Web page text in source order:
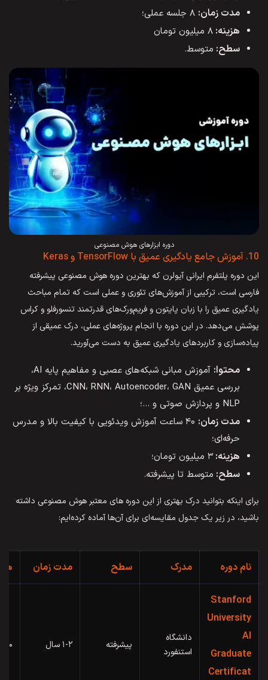
مدت زمان:
هزینه: ۸ میلیون تومان
سطح: متوسط.
دوره ابزارهای هوش مصنوعی
10. آموزش جامع یادگیری عمیق با TensorFlow و Keras
این دوره پلتفرم ایرانی آیولرن که بهترین دوره هوش مصنوعی پیشرفته
فارسی است، ترکیبی از آموزش‌های تئوری و عملی است که تمام مباحث
یادگیری عمیق را با زبان پایتون و فریم‌ورک‌های قدرتمند تنسورفلو و کراس
پوشش می‌دهد. در این دوره با انجام پروژه‌های عملی، درک عمیقی از
پیاده‌سازی و کاربردهای یادگیری عمیق به دست می‌آورید.
محتوا:
آموزش مبانی شبکه‌های عصبی و مفاهیم پایه AI،
بررسی عمیق CNN، RNN، Autoencoder، GAN، تمرکز ویژه بر
NLP و پردازش صوتی و …؛
مدت زمان:
۴۰ ساعت آموزش ویدئویی با کیفیت بالا و مدرس
حرفه‌ای؛
هزینه: ۳ میلیون تومان؛
سطح: متوسط تا پیشرفته.
برای اینکه بتوانید درک بهتری از این دوره های معتبر هوش مصنوعی داشته
باشید، در زیر یک جدول مقایسه‌ای برای آن‌ها آماده کرده‌ایم:
نام دوره مدرک سطح مدت زمان
Stanford
University
AI
Graduate
Certificat
دانشگاه
استنفورد
پیشرفته ۱-۲ سال